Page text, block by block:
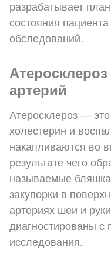
разрабатывает
состояния пациента
обследований.
артерий
Атеросклероз —
холестерин и
накапливаются во
результате чего
называемые
закупорки в
артериях шеи и
диагностированы с
исследования.